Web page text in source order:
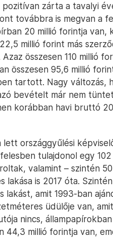
pozitívan zárta a tavalyi
továbbra is megvan a
20 millió forintja van,
millió forint más
összesen 110 millió
összesen 95,6 millió
tartott. Nagy változás,
bevételt már nem
korábban havi bruttó
országgyűlési
tulajdonol egy
valamint – szintén
lakása is 2017 óta.
amit 1993-ban
üdülője van,
nincs,
44,3 millió forintja van,